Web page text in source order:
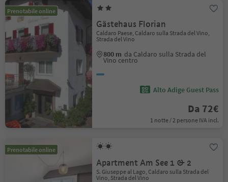
Prenotabile online
Gästehaus Florian
Caldaro Paese, Caldaro sulla Strada del Vino,
Strada del Vino
800 m da Caldaro sulla Strada del
Vino centro
Alto Adige Guest Pass
Da 72€
1 notte / 2 persone IVA incl.
Prenotabile online
Apartment Am See 1 & 2
S. Giuseppe al Lago, Caldaro sulla Strada del
Vino, Strada del Vino